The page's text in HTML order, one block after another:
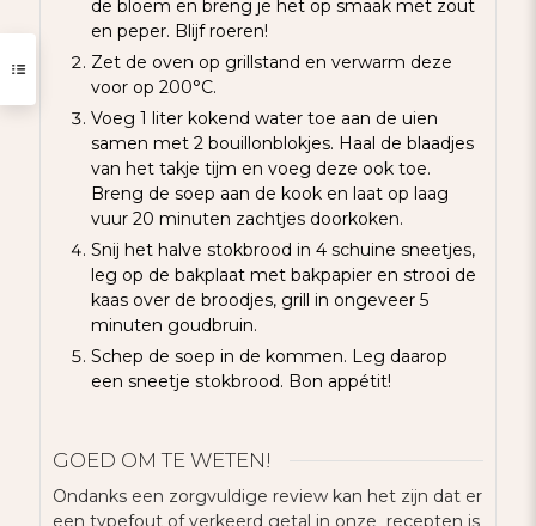
de bloem en breng je het op smaak met zout
en peper. Blijf roeren!
Zet de oven op grillstand en verwarm deze
voor op 200°C.
Voeg 1 liter kokend water toe aan de uien
samen met 2 bouillonblokjes. Haal de blaadjes
van het takje tijm en voeg deze ook toe.
Breng de soep aan de kook en laat op laag
vuur 20 minuten zachtjes doorkoken.
Snij het halve stokbrood in 4 schuine sneetjes,
leg op de bakplaat met bakpapier en strooi de
kaas over de broodjes, grill in ongeveer 5
minuten goudbruin.
Schep de soep in de kommen. Leg daarop
een sneetje stokbrood. Bon appétit!
GOED OM TE WETEN!
Ondanks een zorgvuldige review kan het zijn dat er
een typefout of verkeerd getal in onze recepten is